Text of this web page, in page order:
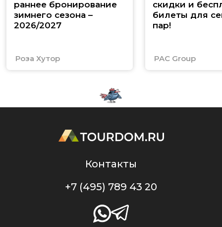
раннее бронирование
зимнего сезона –
2026/2027
Роза Хутор
скидки и
билеты для
пар!
PAC Group
Контакты
+7 (495) 789 43 20